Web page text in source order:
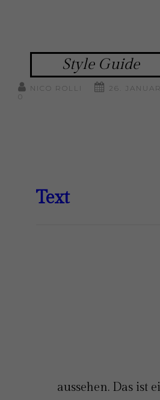
Style Guide
NICO ROLLI 26.
0
Text
aussehen. Das ist